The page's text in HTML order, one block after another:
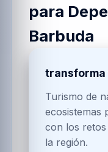
para
Barbuda
transforma
Turismo de
ecosistemas
con los
la región.